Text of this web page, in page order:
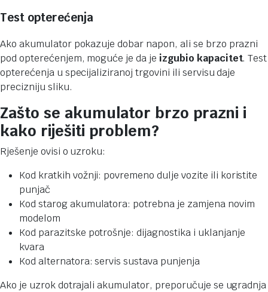
Test opterećenja
Ako akumulator pokazuje dobar napon, ali se brzo prazni
pod opterećenjem, moguće je da je izgubio kapacitet. Test
opterećenja u specijaliziranoj trgovini ili servisu daje
precizniju sliku.
Zašto se akumulator brzo prazni i
kako riješiti problem?
Rješenje ovisi o uzroku:
Kod kratkih vožnji: povremeno dulje vozite ili koristite
punjač
Kod starog akumulatora: potrebna je zamjena novim
modelom
Kod parazitske potrošnje: dijagnostika i uklanjanje
kvara
Kod alternatora: servis sustava punjenja
Ako je uzrok dotrajali akumulator, preporučuje se ugradnja